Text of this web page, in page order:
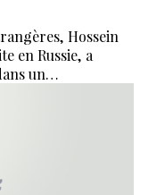
Hossein
en Russie, a
un